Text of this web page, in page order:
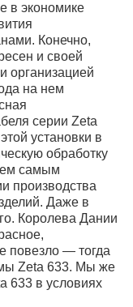
в экономике
Конечно,
и своей
организацией
на нем
серии Zeta
установки в
обработку
самым
производства
Даже в
Королева Дании
повезло — тогда
Zeta 633. Мы же
633 в условиях